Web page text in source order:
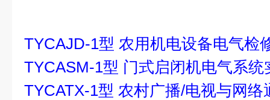
TYCAJD-1型 农用机电设备电气检
TYCASM-1型 门式启闭机电气系统
TYCATX-1型 农村广播/电视与网